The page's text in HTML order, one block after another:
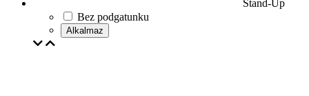
Stand-Up
Bez podgatunku
Alkalmaz